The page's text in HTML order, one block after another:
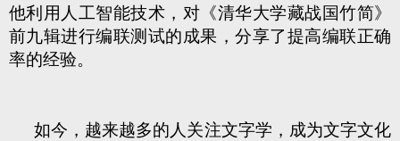
他利用人工智能技术，对《清华大学藏战国竹简》
前九辑进行编联测试的成果，分享了提高编联正确
率的经验。
如今，越来越多的人关注文字学，成为文字文化